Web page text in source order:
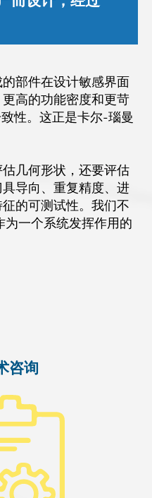
部件在设计敏感界面
高的功能密度和更苛
性。这正是卡尔-瑙曼
几何形状，还要评估
导向、重复精度、进
的可测试性。我们不
为一个系统发挥作用的
咨询